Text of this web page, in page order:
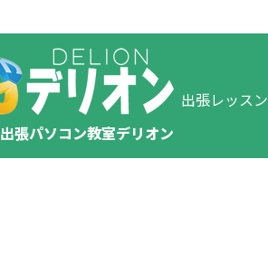
出張パソコン教室デリオン
出張レッスン